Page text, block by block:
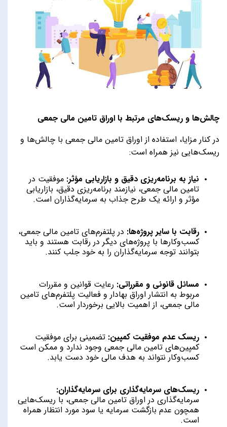
چالش‌ها و ریسک‌های مرتبط با اوراق تامین مالی جمعی
در کنار مزایا، استفاده از اوراق تامین مالی جمعی با چالش‌ها و
ریسک‌هایی نیز همراه است:
نیاز به برنامه‌ریزی دقیق و بازاریابی مؤثر: موفقیت در
تامین مالی جمعی، نیازمند برنامه‌ریزی دقیق، بازاریابی
مؤثر و ارائه یک طرح جذاب به سرمایه‌گذاران است.
رقابت با سایر پروژه‌ها: در پلتفرم‌های تامین مالی جمعی،
کسب‌وکارها با پروژه‌های دیگر در رقابت هستند و باید
بتوانند توجه سرمایه‌گذاران را به خود جلب کنند.
مسائل قانونی و مقرراتی: رعایت قوانین و مقررات
مربوط به انتشار اوراق بهادار و فعالیت پلتفرم‌های تامین
مالی جمعی، از اهمیت بالایی برخوردار است.
ریسک عدم موفقیت کمپین: تضمینی برای موفقیت
کمپین‌های تامین مالی جمعی وجود ندارد و ممکن است
کسب‌وکار نتواند به هدف مالی خود دست یابد.
ریسک‌های سرمایه‌گذاری برای سرمایه‌گذاران:
سرمایه‌گذاری در اوراق تامین مالی جمعی، با ریسک‌هایی
همچون عدم بازگشت سرمایه یا سود مورد انتظار همراه
است.